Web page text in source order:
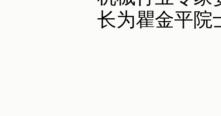
长为瞿金平院